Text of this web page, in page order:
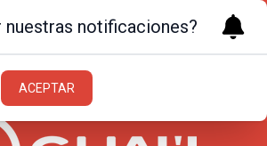
22.8ºc | Formosa
nuestras notificaciones?
ACEPTAR